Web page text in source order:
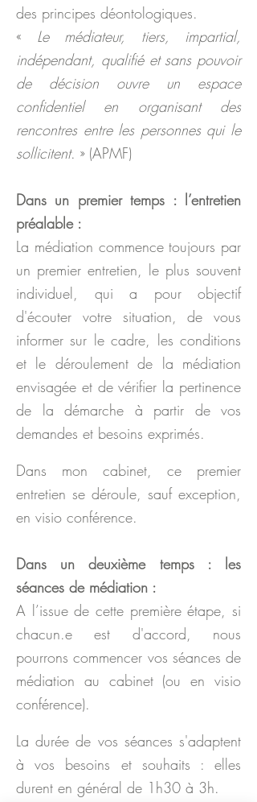
des principes déontologiques.
« Le médiateur, tiers, impartial,
indépendant, qualifié et sans pouvoir
de décision ouvre un espace
confidentiel en organisant des
rencontres entre les personnes qui le
sollicitent. » (APMF)
Dans un premier temps : l’entretien
préalable :
La médiation commence toujours par
un premier entretien, le plus souvent
individuel, qui a pour objectif
d'écouter votre situation, de vous
informer sur le cadre, les conditions
et le déroulement de la médiation
envisagée et de vérifier la pertinence
de la démarche à partir de vos
demandes et besoins exprimés.
Dans mon cabinet, ce premier
entretien se déroule, sauf exception,
en visio conférence.
Dans un deuxième temps : les
séances de médiation :
A l’issue de cette première étape, si
chacun.e est d'accord, nous
pourrons commencer vos séances de
médiation au cabinet (ou en visio
conférence).
La durée de vos séances s'adaptent
à vos besoins et souhaits : elles
durent en général de 1h30 à 3h.